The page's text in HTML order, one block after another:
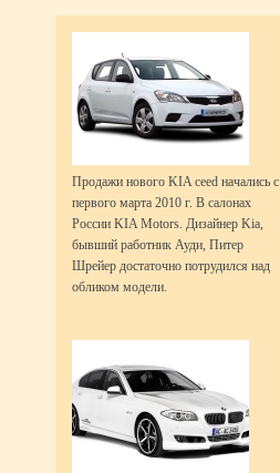
Продажи нового KIA ceed начались с
первого марта 2010 г. В салонах
России KIA Motors. Дизайнер Kia,
бывший работник Ауди, Питер
Шрейер достаточно потрудился над
обликом модели.